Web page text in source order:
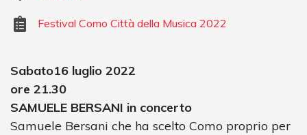
Festival Como Città della Musica 2022
Sabato16 luglio 2022
ore 21.30
SAMUELE BERSANI in concerto
Samuele Bersani che ha scelto Como proprio per